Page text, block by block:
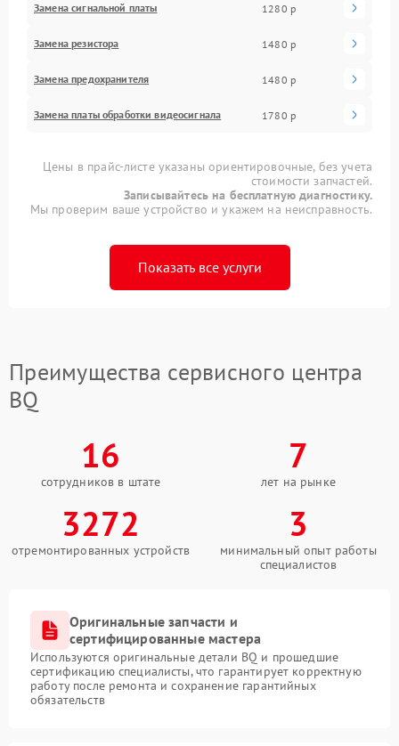
Замена сигнальной платы 1280 р
Замена резистора 1480 р
Замена предохранителя 1480 р
Замена платы обработки видеосигнала 1780 р
Цены в прайс-листе указаны ориентировочные, без учета
стоимости запчастей.
Записывайтесь на бесплатную диагностику.
Мы проверим ваше устройство и укажем на неисправность.
Показать все услуги
Преимущества сервисного центра
BQ
16
сотрудников в штате
7
лет на рынке
3272
отремонтированных устройств
3
минимальный опыт работы
специалистов
Оригинальные запчасти и
сертифицированные мастера
Используются оригинальные детали BQ и прошедшие
сертификацию специалисты, что гарантирует корректную
работу после ремонта и сохранение гарантийных
обязательств